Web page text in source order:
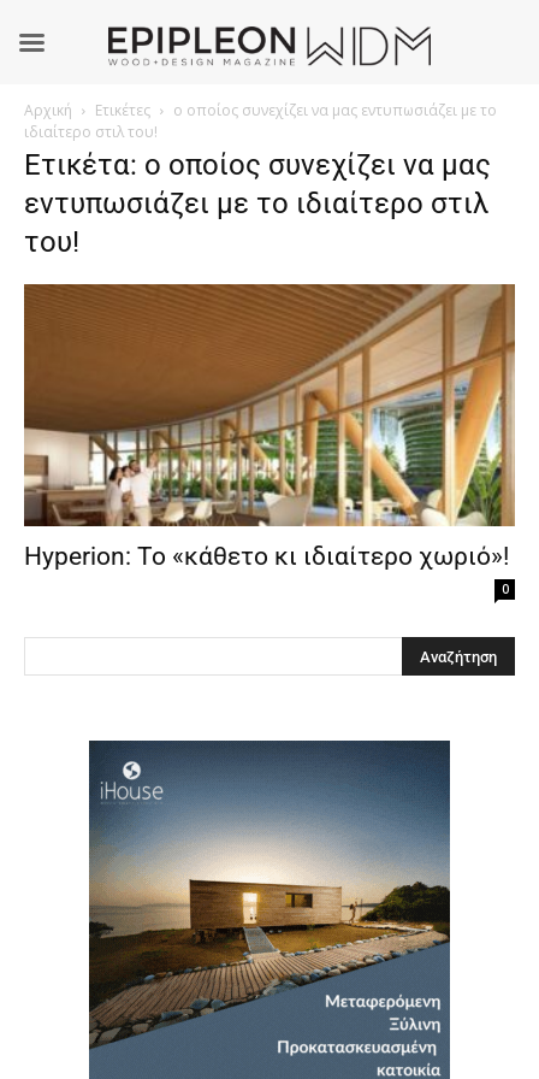
Αρχική Ετικέτες
ο οποίος συνεχίζει να μας εντυπωσιάζει με το
ιδιαίτερο στιλ του!
Ετικέτα: ο οποίος συνεχίζει να μας
εντυπωσιάζει με το ιδιαίτερο στιλ
του!
Hyperion: Το «κάθετο κι ιδιαίτερο χωριό»!
0